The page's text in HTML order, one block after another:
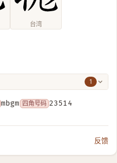
台湾
1
mbgm 四角号码 23514
反馈